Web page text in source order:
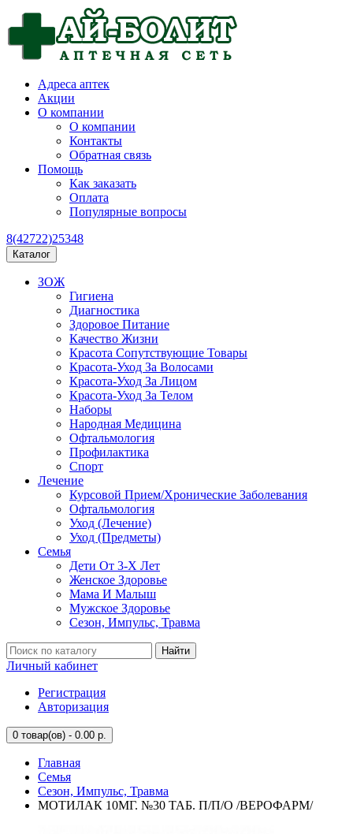
Адреса аптек
Акции
О компании
О компании
Контакты
Обратная связь
Помощь
Как заказать
Оплата
Популярные вопросы
8(42722)25348
Каталог
ЗОЖ
Гигиена
Диагностика
Здоровое Питание
Качество Жизни
Красота Сопутствующие Товары
Красота-Уход За Волосами
Красота-Уход За Лицом
Красота-Уход За Телом
Наборы
Народная Медицина
Офтальмология
Профилактика
Спорт
Лечение
Курсовой Прием/Хронические Заболевания
Офтальмология
Уход (Лечение)
Уход (Предметы)
Семья
Дети От 3-Х Лет
Женское Здоровье
Мама И Малыш
Мужское Здоровье
Сезон, Импульс, Травма
Найти
Личный кабинет
Регистрация
Авторизация
0 товар(ов) - 0.00 р.
Главная
Семья
Сезон, Импульс, Травма
МОТИЛАК 10МГ. №30 ТАБ. П/П/О /ВЕРОФАРМ/